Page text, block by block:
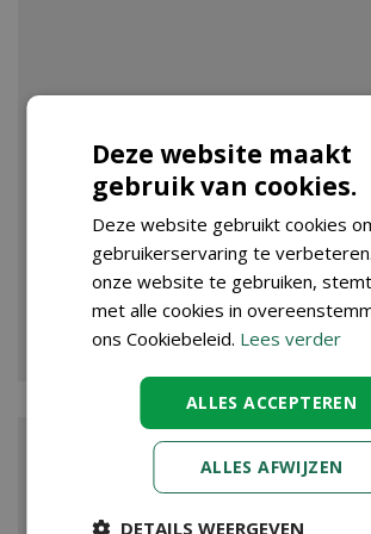
Deze website maakt
gebruik van cookies.
Deze website gebruikt cookies
gebruikerservaring te
onze website te gebruiken,
met alle cookies in
ons Cookiebeleid. Lees verder
ALLES ACCEPTEREN
ALLES AFWIJZEN
DETAILS WEERGEVEN